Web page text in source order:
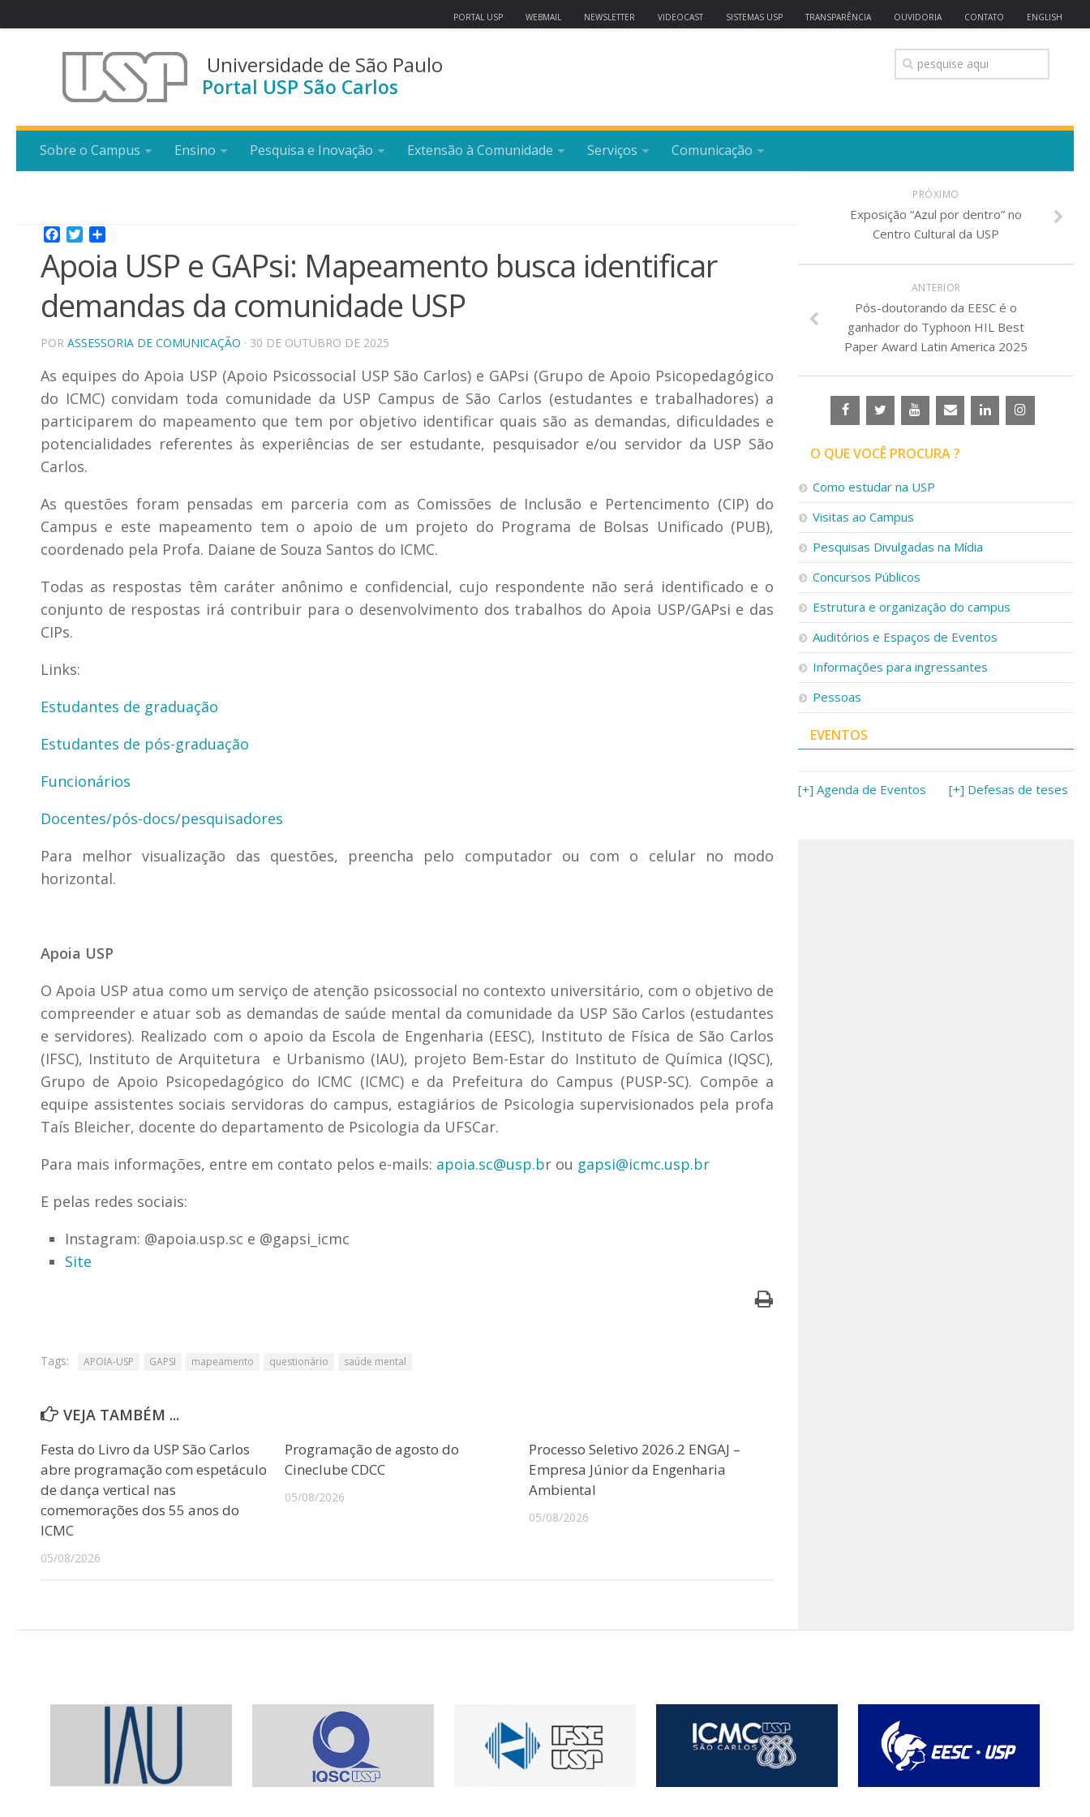
PORTAL USP WEBMAIL NEWSLETTER VIDEOCAST SISTEMAS USP TRANSPARÊNCIA OUVIDORIA CONTATO ENGLISH
Universidade de São Paulo
Portal USP São Carlos
Sobre o Campus Ensino Pesquisa e Inovação Extensão à Comunidade Serviços Comunicação
Facebook
Twitter
Apoia USP e GAPsi: Mapeamento busca identificar
demandas da comunidade USP
POR ASSESSORIA DE COMUNICAÇÃO · 30 DE OUTUBRO DE 2025
As equipes do Apoia USP (Apoio Psicossocial USP São Carlos) e GAPsi (Grupo de Apoio Psicopedagógico
do ICMC) convidam toda comunidade da USP Campus de São Carlos (estudantes e trabalhadores) a
participarem do mapeamento que tem por objetivo identificar quais são as demandas, dificuldades e
potencialidades referentes às experiências de ser estudante, pesquisador e/ou servidor da USP São
Carlos.
As questões foram pensadas em parceria com as Comissões de Inclusão e Pertencimento (CIP) do
Campus e este mapeamento tem o apoio de um projeto do Programa de Bolsas Unificado (PUB),
coordenado pela Profa. Daiane de Souza Santos do ICMC.
Todas as respostas têm caráter anônimo e confidencial, cujo respondente não será identificado e o
conjunto de respostas irá contribuir para o desenvolvimento dos trabalhos do Apoia USP/GAPsi e das
CIPs.
Links:
Estudantes de graduação
Estudantes de pós-graduação
Funcionários
Docentes/pós-docs/pesquisadores
Para melhor visualização das questões, preencha pelo computador ou com o celular no modo
horizontal.
Apoia USP
O Apoia USP atua como um serviço de atenção psicossocial no contexto universitário, com o objetivo de
compreender e atuar sob as demandas de saúde mental da comunidade da USP São Carlos (estudantes
e servidores). Realizado com o apoio da Escola de Engenharia (EESC), Instituto de Física de São Carlos
(IFSC), Instituto de Arquitetura e Urbanismo (IAU), projeto Bem-Estar do Instituto de Química (IQSC),
Grupo de Apoio Psicopedagógico do ICMC (ICMC) e da Prefeitura do Campus (PUSP-SC). Compõe a
equipe assistentes sociais servidoras do campus, estagiários de Psicologia supervisionados pela profa
Taís Bleicher, docente do departamento de Psicologia da UFSCar.
Para mais informações, entre em contato pelos e-mails: apoia.sc@usp.br ou gapsi@icmc.usp.br
E pelas redes sociais:
Instagram: @apoia.usp.sc e @gapsi_icmc
Site
Tags: APOIA-USP GAPSI mapeamento questionário saúde mental
VEJA TAMBÉM ...
Festa do Livro da USP São Carlos
abre programação com espetáculo
de dança vertical nas
comemorações dos 55 anos do
ICMC
05/08/2026
Programação de agosto do
Cineclube CDCC
05/08/2026
Processo Seletivo 2026.2 ENGAJ –
Empresa Júnior da Engenharia
Ambiental
05/08/2026
PRÓXIMO
Exposição “Azul por dentro” no
Centro Cultural da USP
ANTERIOR
Pós-doutorando da EESC é o
ganhador do Typhoon HIL Best
Paper Award Latin America 2025
O QUE VOCÊ PROCURA ?
Como estudar na USP
Visitas ao Campus
Pesquisas Divulgadas na Mídia
Concursos Públicos
Estrutura e organização do campus
Auditórios e Espaços de Eventos
Informações para ingressantes
Pessoas
EVENTOS
[+] Agenda de Eventos [+] Defesas de teses